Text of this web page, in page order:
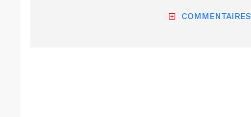
COMMENTAIRES